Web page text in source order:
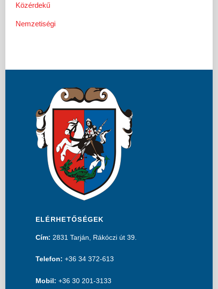
Közérdekű
Nemzetiségi
ELÉRHETŐSÉGEK
Cím: 2831 Tarján, Rákóczi út 39.
Telefon: +36 34 372-613
Mobil: +36 30 201-3133